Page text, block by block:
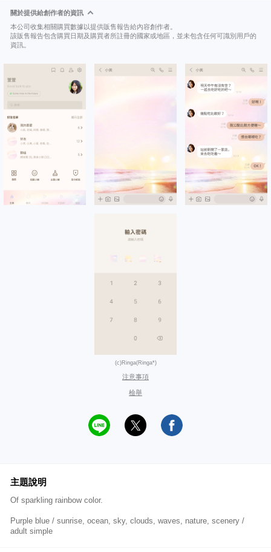
關於提供給創作者的資訊
本公司收集相關購買數據以提供販售報告給內容創作者。
該販售報告包含購買日期及購買者所註冊的國家或地區，並未包含任何可識別用戶的
資訊。
(c)Ringa(Ringa*)
注意事項
檢舉
主題說明
Of sparkling rainbow color.
Purple blue / sunrise, ocean, sky, clouds, waves, nature, scenery /
adult simple